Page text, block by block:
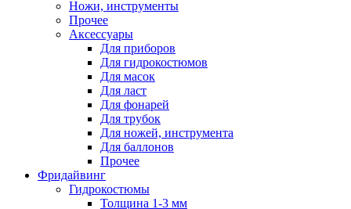
Ножи, инструменты
Прочее
Аксессуары
Для приборов
Для гидрокостюмов
Для масок
Для ласт
Для фонарей
Для трубок
Для ножей, инструмента
Для баллонов
Прочее
Фридайвинг
Гидрокостюмы
Толщина 1-3 мм